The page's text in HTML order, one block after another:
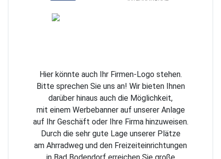
Hier könnte auch Ihr Firmen-Logo stehen.
Bitte sprechen Sie uns an! Wir bieten Ihnen
darüber hinaus auch die Möglichkeit,
mit einem Werbebanner auf unserer Anlage
auf Ihr Geschäft oder Ihre Firma hinzuweisen.
Durch die sehr gute Lage unserer Plätze
am Ahrradweg und den Freizeiteinrichtungen
in Bad Bodendorf erreichen Sie große